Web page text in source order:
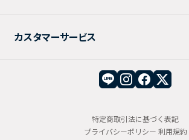
カスタマーサービス
特定商取引法に基づく表記
プライバシーポリシー 利用規約